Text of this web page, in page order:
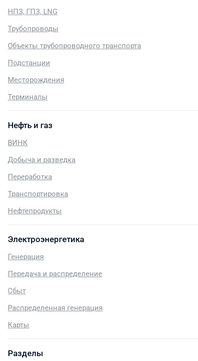
НПЗ, ГПЗ, LNG
Трубопроводы
Объекты трубопроводного транспорта
Подстанции
Месторождения
Терминалы
Нефть и газ
ВИНК
Добыча и разведка
Переработка
Транспортировка
Нефтепродукты
Электроэнергетика
Генерация
Передача и распределение
Сбыт
Распределенная генерация
Карты
Разделы